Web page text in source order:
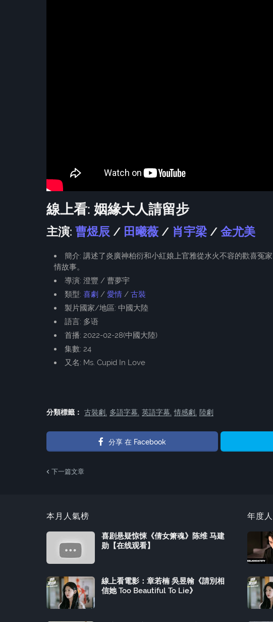
線上看: 姻緣大人請留步
主演: 曹煜辰 / 田曦薇 / 肖宇梁 / 金尤美
簡介: 講述了炎廣神柏衍和小紅娘上官雅從水火不容的歡喜冤
情故事。
導演: 澄豐 / 曹夢宇
類型: 喜劇 / 愛情 / 古裝
製片國家/地區: 中國大陸
語言: 多语
首播: 2022-02-28(中國大陸)
集數: 24
又名: Ms. Cupid In Love
分類標籤： 古裝劇 多語字幕 英語字幕 情感劇 陸劇
分享 在 Facebook
下一篇文章
本月人氣榜
喜剧悬疑惊悚《倩女箫魂》陈维 马建
勋【在线观看】
線上看電影：章若楠 吳昱翰《請別相
信她 Too Beautiful To Lie》
年度